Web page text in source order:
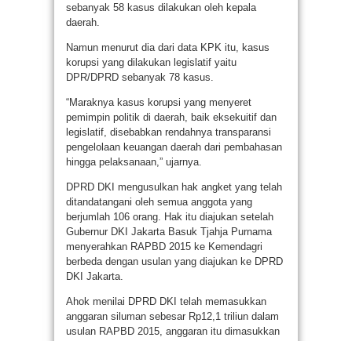
sebanyak 58 kasus dilakukan oleh kepala
daerah.
Namun menurut dia dari data KPK itu, kasus
korupsi yang dilakukan legislatif yaitu
DPR/DPRD sebanyak 78 kasus.
“Maraknya kasus korupsi yang menyeret
pemimpin politik di daerah, baik eksekuitif dan
legislatif, disebabkan rendahnya transparansi
pengelolaan keuangan daerah dari pembahasan
hingga pelaksanaan,” ujarnya.
DPRD DKI mengusulkan hak angket yang telah
ditandatangani oleh semua anggota yang
berjumlah 106 orang. Hak itu diajukan setelah
Gubernur DKI Jakarta Basuk Tjahja Purnama
menyerahkan RAPBD 2015 ke Kemendagri
berbeda dengan usulan yang diajukan ke DPRD
DKI Jakarta.
Ahok menilai DPRD DKI telah memasukkan
anggaran siluman sebesar Rp12,1 triliun dalam
usulan RAPBD 2015, anggaran itu dimasukkan